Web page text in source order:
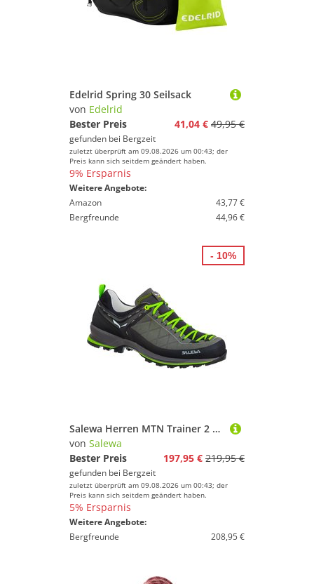
Edelrid Spring 30 Seilsack
von Edelrid
Bester Preis
41,04 € 49,95 €
gefunden bei Bergzeit
zuletzt überprüft am 09.08.2026 um 00:43; der
Preis kann sich seitdem geändert haben.
9% Ersparnis
Weitere Angebote:
Amazon
43,77 €
Bergfreunde
44,96 €
Salewa Herren MTN Trainer 2 L Schuhe
von Salewa
Bester Preis
197,95 € 219,95 €
gefunden bei Bergzeit
zuletzt überprüft am 09.08.2026 um 00:43; der
Preis kann sich seitdem geändert haben.
5% Ersparnis
Weitere Angebote:
Bergfreunde
208,95 €
- 10%